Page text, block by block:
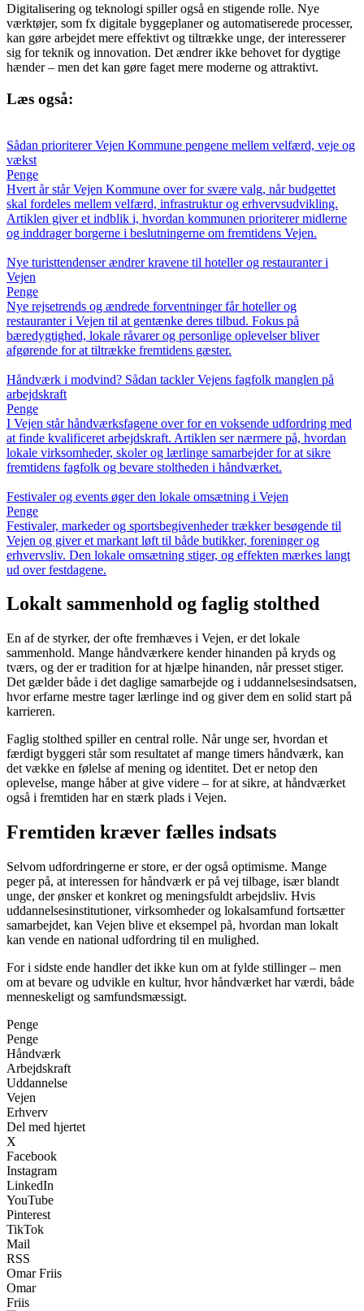
Digitalisering og teknologi spiller også en stigende rolle. Nye
værktøjer, som fx digitale byggeplaner og automatiserede processer,
kan gøre arbejdet mere effektivt og tiltrække unge, der interesserer
sig for teknik og innovation. Det ændrer ikke behovet for dygtige
hænder – men det kan gøre faget mere moderne og attraktivt.
Læs også:
Sådan prioriterer Vejen Kommune pengene mellem velfærd, veje og
vækst
Penge
Hvert år står Vejen Kommune over for svære valg, når budgettet
skal fordeles mellem velfærd, infrastruktur og erhvervsudvikling.
Artiklen giver et indblik i, hvordan kommunen prioriterer midlerne
og inddrager borgerne i beslutningerne om fremtidens Vejen.
Nye turisttendenser ændrer kravene til hoteller og restauranter i
Vejen
Penge
Nye rejsetrends og ændrede forventninger får hoteller og
restauranter i Vejen til at gentænke deres tilbud. Fokus på
bæredygtighed, lokale råvarer og personlige oplevelser bliver
afgørende for at tiltrække fremtidens gæster.
Håndværk i modvind? Sådan tackler Vejens fagfolk manglen på
arbejdskraft
Penge
I Vejen står håndværksfagene over for en voksende udfordring med
at finde kvalificeret arbejdskraft. Artiklen ser nærmere på, hvordan
lokale virksomheder, skoler og lærlinge samarbejder for at sikre
fremtidens fagfolk og bevare stoltheden i håndværket.
Festivaler og events øger den lokale omsætning i Vejen
Penge
Festivaler, markeder og sportsbegivenheder trækker besøgende til
Vejen og giver et markant løft til både butikker, foreninger og
erhvervsliv. Den lokale omsætning stiger, og effekten mærkes langt
ud over festdagene.
Lokalt sammenhold og faglig stolthed
En af de styrker, der ofte fremhæves i Vejen, er det lokale
sammenhold. Mange håndværkere kender hinanden på kryds og
tværs, og der er tradition for at hjælpe hinanden, når presset stiger.
Det gælder både i det daglige samarbejde og i uddannelsesindsatsen,
hvor erfarne mestre tager lærlinge ind og giver dem en solid start på
karrieren.
Faglig stolthed spiller en central rolle. Når unge ser, hvordan et
færdigt byggeri står som resultatet af mange timers håndværk, kan
det vække en følelse af mening og identitet. Det er netop den
oplevelse, mange håber at give videre – for at sikre, at håndværket
også i fremtiden har en stærk plads i Vejen.
Fremtiden kræver fælles indsats
Selvom udfordringerne er store, er der også optimisme. Mange
peger på, at interessen for håndværk er på vej tilbage, især blandt
unge, der ønsker et konkret og meningsfuldt arbejdsliv. Hvis
uddannelsesinstitutioner, virksomheder og lokalsamfund fortsætter
samarbejdet, kan Vejen blive et eksempel på, hvordan man lokalt
kan vende en national udfordring til en mulighed.
For i sidste ende handler det ikke kun om at fylde stillinger – men
om at bevare og udvikle en kultur, hvor håndværket har værdi, både
menneskeligt og samfundsmæssigt.
Penge
Penge
Håndværk
Arbejdskraft
Uddannelse
Vejen
Erhverv
Del med hjertet
X
Facebook
Instagram
LinkedIn
YouTube
Pinterest
TikTok
Mail
RSS
Omar Friis
Omar
Friis